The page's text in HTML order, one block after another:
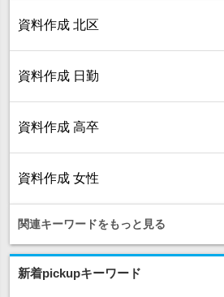
資料作成 北区
資料作成 日勤
資料作成 高卒
資料作成 女性
関連キーワードをもっと見る
新着pickupキーワード